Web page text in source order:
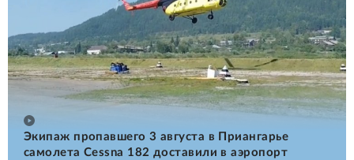
Экипаж пропавшего 3 августа в Приангарье
самолета Cessna 182 доставили в аэропорт